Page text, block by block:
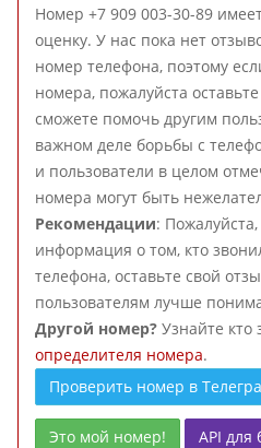
Номер +7 909 003-30-89
оценку. У нас пока нет
номер телефона, поэтому
номера, пожалуйста
сможете помочь другим
важном деле борьбы с
и пользователи в целом
номера могут быть
Рекомендации:
информация о том, кто
телефона, оставьте свой
пользователям лучше
Другой номер? Узнайте
определителя номера.
Проверить номер в
Это мой номер! API для